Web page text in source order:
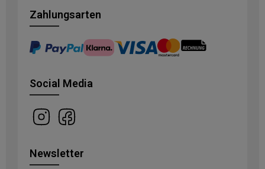
Zahlungsarten
Social Media
Newsletter